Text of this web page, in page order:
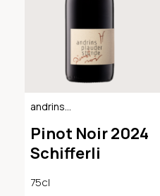
andrins
AOC Graubünden
Pinot Noir 2024
Schifferli
75cl